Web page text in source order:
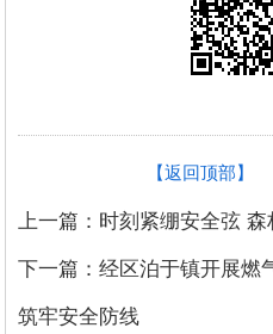
【返回顶部】
上一篇：时刻紧绷安全弦
下一篇：经区泊于镇开展燃
筑牢安全防线